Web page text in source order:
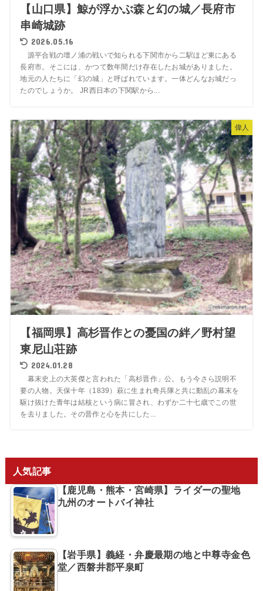
【山口県】鯨が浮かぶ森と幻の城／長府市
串崎城跡
2026.05.16
源平合戦の壇ノ浦の戦いで知られる下関市から二駅ほど東にある
長府市。そこには、かつて数年間だけ存在したお城がありました。
地元の人たちに「幻の城」と呼ばれています。一体どんなお城だっ
たのでしょうか。 JR西日本の下関駅から...
偉人
【福岡県】高杉晋作との憂国の絆／野村望
東尼山荘跡
2024.01.28
幕末史上の大英傑と言われた「高杉晋作」公。もう今さら説明不
要の人物。天保十年（1839）萩に生まれ奇兵隊と共に動乱の幕末を
駆け抜けた青年は結核という病に冒され、わずか二十七歳でこの世
を去りました。その晋作と心を共にした...
人気記事
【鹿児島・熊本・宮崎県】ライダーの聖地
九州のオートバイ神社
【岩手県】義経・弁慶最期の地と中尊寺金色
堂／西磐井郡平泉町